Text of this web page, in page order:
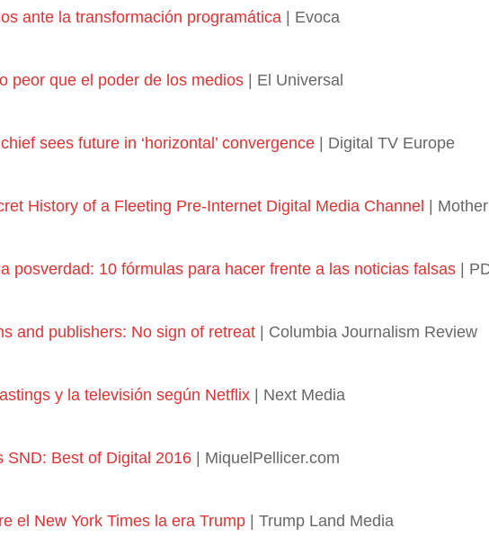
ante la transformación programática | Evoca
peor que el poder de los medios | El Universal
sees future in ‘horizontal’ convergence | Digital TV Europe
History of a Fleeting Pre-Internet Digital Media Channel |
posverdad: 10 fórmulas para hacer frente a las noticias falsas |
and publishers: No sign of retreat | Columbia Journalism Review
y la televisión según Netflix | Next Media
SND: Best of Digital 2016 | MiquelPellicer.com
el New York Times la era Trump | Trump Land Media